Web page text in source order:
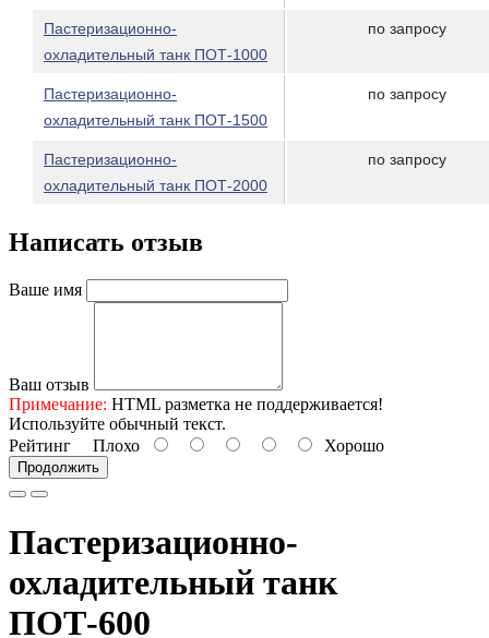
Пастеризационно-
охладительный танк ПОТ-1000
по запросу
Пастеризационно-
охладительный танк ПОТ-1500
по запросу
Пастеризационно-
охладительный танк ПОТ-2000
по запросу
Написать отзыв
Ваше имя
Ваш отзыв
Примечание: HTML разметка не поддерживается!
Используйте обычный текст.
Рейтинг Плохо Хорошо
Продолжить
Пастеризационно-
охладительный танк
ПОТ-600